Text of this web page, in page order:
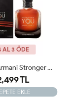
AL 3 ÖDE
Emporio Armani Stronger With You Absolutely EDP 100ML Erkek Parfümü ARC
TL
EKLE